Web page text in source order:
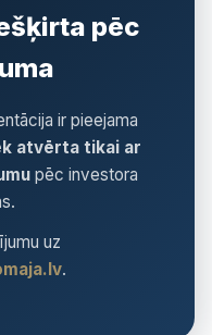
pēc
ir pieejama
atvērta tikai ar
pēc investora
uz
.